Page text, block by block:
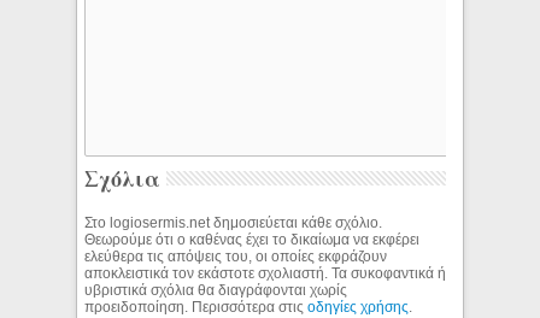
Σχόλια
Στο logiosermis.net δημοσιεύεται κάθε σχόλιο.
Θεωρούμε ότι ο καθένας έχει το δικαίωμα να εκφέρει
ελεύθερα τις απόψεις του, οι οποίες εκφράζουν
αποκλειστικά τον εκάστοτε σχολιαστή. Τα συκοφαντικά ή
υβριστικά σχόλια θα διαγράφονται χωρίς
προειδοποίηση. Περισσότερα στιςοδηγίες χρήσης.